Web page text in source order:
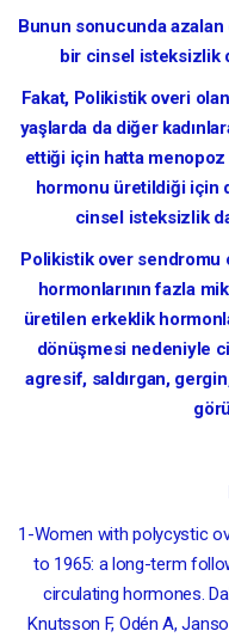
Bunun sonucunda
bir cinsel isteksizlik
Fakat, Polikistik overi
yaşlarda da diğer
ettiği için hatta
hormonu üretildiği için
cinsel isteksizlik
Polikistik over sendromu
hormonlarının fazla
üretilen erkeklik
dönüşmesi nedeniyle
agresif, saldırgan,
1-Women with polycystic
to 1965: a long-term
circulating hormones.
Knutsson F, Odén A,